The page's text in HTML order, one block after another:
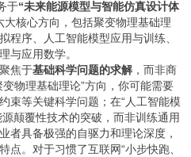
于“未来能源模型与智能仿真设计体
核心方向，包括聚变物理基础理
程序、人工智能模型应用与训练、
与应用数学。
焦于基础科学问题的求解，而非商
物理基础理论”方向，你可能需要
束等关键科学问题；在“人工智能模
颠覆性技术的突破，而非训练通用
者具备极强的自驱力和理论深度，
点。对于习惯了互联网“小步快跑、